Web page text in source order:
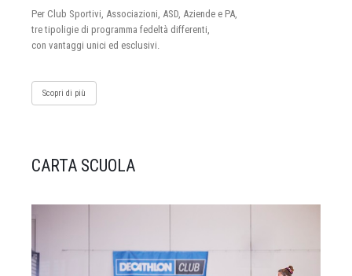
Per Club Sportivi, Associazioni, ASD, Aziende e PA,
tre tipoligie di programma fedeltà differenti,
con vantaggi unici ed esclusivi.
Scopri di più
CARTA SCUOLA